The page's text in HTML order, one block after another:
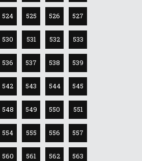
524 525 526 527
530 531 532 533
536 537 538 539
542 543 544 545
548 549 550 551
554 555 556 557
560 561 562 563